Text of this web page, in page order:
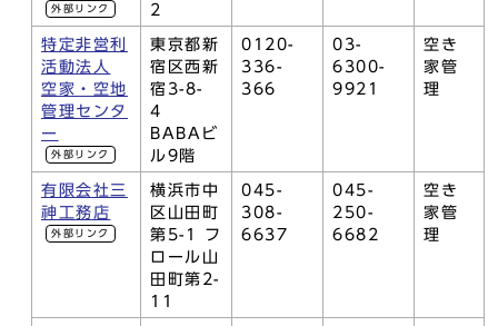
外部リンク
2
特定非営利
活動法人
空家・空地
管理センタ
ー
外部リンク
東京都新
宿区西新
宿3-8-
4
BABAビ
ル9階
0120-
336-
366
03-
6300-
9921
空き
家管
理
有限会社三
神工務店
外部リンク
横浜市中
区山田町
第5-1 フ
ロール山
田町第2-
11
045-
308-
6637
045-
250-
6682
空き
家管
理